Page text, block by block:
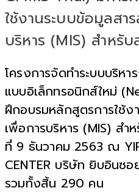
ใช้งานระบบข้อมูลสา
บริหาร (MIS) สำหรั
โครงการจัดทำระบบบริหา
แบบอิเล็กทรอนิกส์ใหม่
ฝึกอบรมหลักสูตรการใช้ง
เพื่อการบริหาร (MIS) สำ
ที่ 9 ธันวาคม 2563 ณ
CENTER บริษัท ยิบอินซ
รวมทั้งสิ้น 290 คน